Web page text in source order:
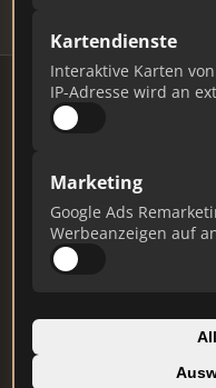
Kartendienste
Interaktive Karten
IP-Adresse wird an
Marketing
Google Ads
Werbeanzeigen auf
# MAKLER /
1